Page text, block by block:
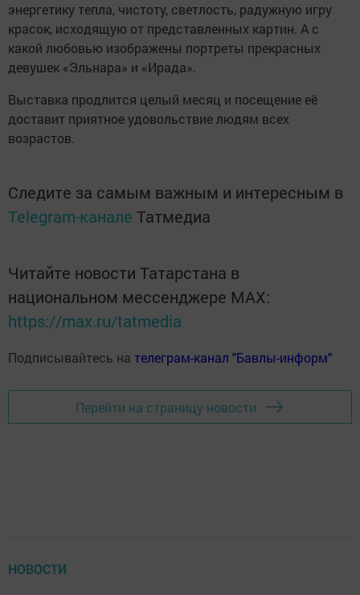
энергетику тепла, чистоту, светлость, радужную игру
красок, исходящую от представленных картин. А с
какой любовью изображены портреты прекрасных
девушек «Эльнара» и «Ирада».
Выставка продлится целый месяц и посещение её
доставит приятное удовольствие людям всех
возрастов.
Следите за самым важным и интересным в
Telegram-канале Татмедиа
Читайте новости Татарстана в
национальном мессенджере MАХ:
https://max.ru/tatmedia
Подписывайтесь на телеграм-канал "Бавлы-информ"
Перейти на страницу новости
НОВОСТИ